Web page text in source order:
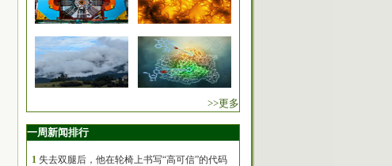
>>更多
一周新闻排行
1 失去双腿后，他在轮椅上书写“高可信”的代码